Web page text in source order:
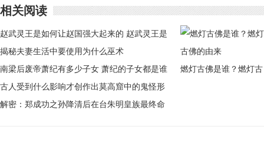
相关阅读
赵武灵王是如何让赵国强大起来的 赵武灵王是
怎么做的
揭秘夫妻生活中要使用为什么巫术
南梁后废帝萧纪有多少子女 萧纪的子女都是谁
古人受到什么影响才创作出莫高窟中的鬼怪形
象
解密：郑成功之孙降清后在台朱明皇族最终命
燃灯古佛是谁？燃灯古